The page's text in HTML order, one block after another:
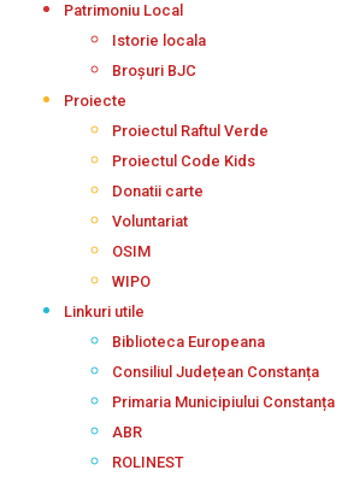
Patrimoniu Local
Istorie locala
Broșuri BJC
Proiecte
Proiectul Raftul Verde
Proiectul Code Kids
Donatii carte
Voluntariat
OSIM
WIPO
Linkuri utile
Biblioteca Europeana
Consiliul Județean Constanța
Primaria Municipiului Constanța
ABR
ROLINEST